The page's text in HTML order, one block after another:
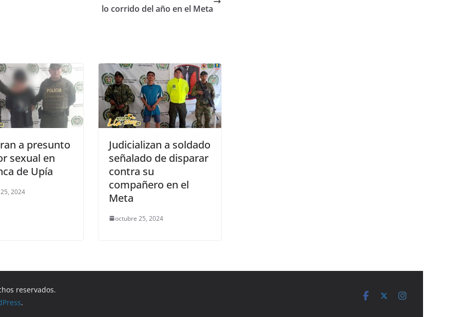
lo corrido del año en el Meta
a presunto
sexual en
de Upía
2024
Judicializan a soldado
señalado de disparar
contra su
compañero en el
Meta
octubre 25, 2024
reservados.
.